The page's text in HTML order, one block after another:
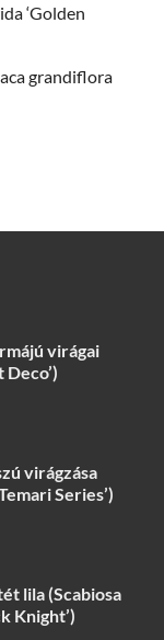
‘Golden
grandiflora
virágai
virágzása
Series’)
lila (Scabiosa
Knight’)